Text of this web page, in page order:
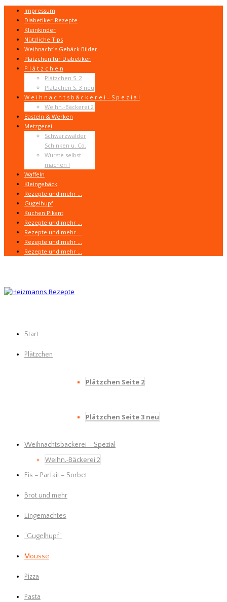
Impressum
Diabetiker-Rezepte
Kleinkinder
Nützliche Tips
Weihnacht´s Gebäck Bilder
Plätzchen für Diabetiker
P l ä t z c h e n
Plätzchen S. 2
Plätzchen S. 3 neu
W e i h n a c h t s b ä c k e r e i – S p e z i a l
Weihn.-Bäckerei 2
Basteln & Werken
Metzgerei
Schwarzwälder
Schinken u. Co.
Würste selbst
machen !
Waffeln
Kleingebäck
Rezepte und mehr …
Gugelhupf
Kuchen Pikant
Rezepte und mehr …
Rezepte und mehr …
Rezepte und mehr …
Rezepte und mehr …
Start
Plätzchen
Plätzchen Seite 2
Plätzchen Seite 3 neu
Weihnachtsbäckerei – Spezial
Weihn.-Bäckerei 2
Eis – Parfait – Sorbet
Brot und mehr
Eingemachtes
“Gugelhupf”
Mousse
Pizza
Pasta